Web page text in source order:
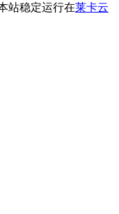
站稳定运行在莱卡云